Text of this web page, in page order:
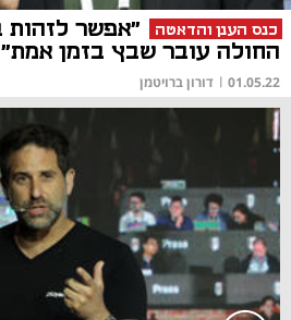
כנס הענן והדאטה
החולה עובר שבץ בזמן אמת"
01.05.22
| דורון ברויטמן